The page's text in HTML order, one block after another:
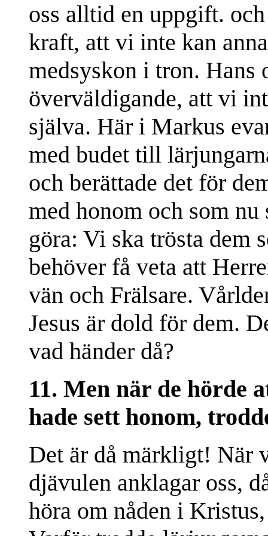
oss alltid en uppgift.
kraft, att vi inte kan
medsyskon i tron. Hans
överväldigande, att vi
själva. Här i Markus
med budet till
och berättade det för
med honom och som
göra: Vi ska trösta dem
behöver få veta att
vän och Frälsare.
Jesus är dold för dem.
vad händer då?
11. Men när de hörde
hade sett honom,
Det är då märkligt! När
djävulen anklagar oss,
höra om nåden i